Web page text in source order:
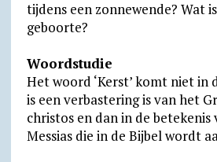
tijdens een zonnewende? Wat
geboorte?
Woordstudie
Het woord ‘Kerst’ komt niet in
is een verbastering is van het
christos en dan in de
Messias die in de Bijbel wordt